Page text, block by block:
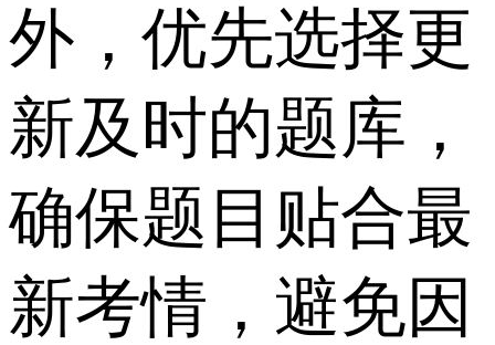
外，优先选择更
新及时的题库，
确保题目贴合最
新考情，避免因